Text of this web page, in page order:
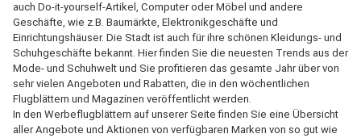
auch Do-it-yourself-Artikel, Computer oder Möbel und andere
Geschäfte, wie z.B. Baumärkte, Elektronikgeschäfte und
Einrichtungshäuser. Die Stadt ist auch für ihre schönen Kleidungs- und
Schuhgeschäfte bekannt. Hier finden Sie die neuesten Trends aus der
Mode- und Schuhwelt und Sie profitieren das gesamte Jahr über von
sehr vielen Angeboten und Rabatten, die in den wöchentlichen
Flugblättern und Magazinen veröffentlicht werden.
In den Werbeflugblättern auf unserer Seite finden Sie eine Übersicht
aller Angebote und Aktionen von verfügbaren Marken von so gut wie